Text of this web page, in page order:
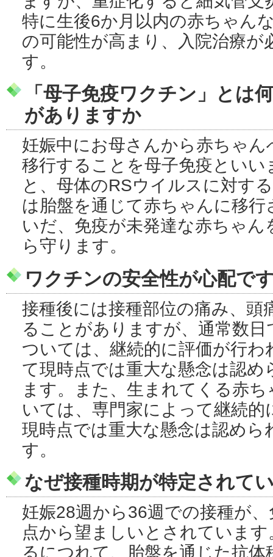
特に生後6か月以内の赤ちゃん
の可能性が高まり、入院治療
す。
「母子免疫ワクチン」とは
がありますか
妊娠中にお母さんから赤ちゃ
移行することを母子免疫とい
と、母体のRSウイルスに対す
は胎盤を通じて赤ちゃんに移
いだ、免疫が未発達な赤ちゃ
ら守ります。
ワクチンの安全性が心配で
接種後には接種部位の痛み、頭
ることがありますが、通常数
ついては、継続的に評価が行
て現時点では重大な懸念は認
ます。また、生まれてくる赤
いては、専門家によって継続
現時点では重大な懸念は認め
す。
なぜ接種時期が特定されて
妊娠28週から36週での接種が
点から望ましいとされていま
るにつれて、胎盤を通じた抗